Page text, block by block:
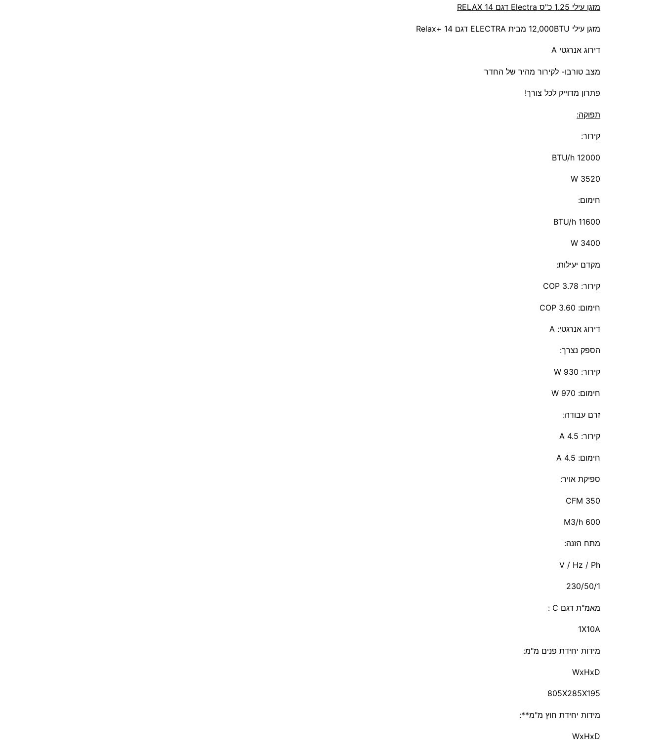
מזגן עילי 1.25 כ"ס Electra דגם RELAX 14
מזגן עילי 12,000BTU מבית ELECTRA דגם Relax+ 14
דירוג אנרגטי A
מצב טורבו- לקירור מהיר של החדר
פתרון מדוייק לכל צורך!
תפוקה:
קירור:
12000 BTU/h
3520 W
חימום:
11600 BTU/h
3400 W
מקדם יעילות:
קירור: 3.78 COP
חימום: 3.60 COP
דירוג אנרגטי: A
הספק נצרך:
קירור: 930 W
חימום: 970 W
זרם עבודה:
קירור: A 4.5
חימום: A 4.5
ספיקת אויר:
350 CFM
600 M3/h
מתח הזנה:
V / Hz / Ph
230/50/1
מאמ"ת דגם C :
1X10A
מידות יחידת פנים מ"מ:
WxHxD
805X285X195
מידות יחידת חוץ מ"מ**:
WxHxD